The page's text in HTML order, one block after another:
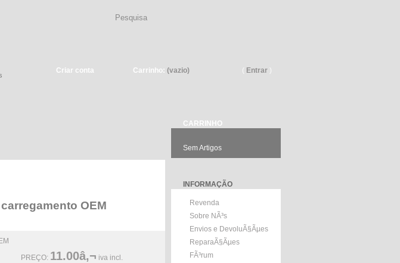
Criar conta Carrinho: (vazio) ( Entrar)
OEM
PREÇO: 11.00â‚¬ iva incl.
CARRINHO
Sem Artigos
INFORMAÇÃO
Revenda
Sobre NÃ³s
Envios e DevoluÃ§Ãµes
ReparaÃ§Ãµes
FÃ³rum